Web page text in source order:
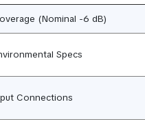
(Nominal -6 dB)
Specs
Connections